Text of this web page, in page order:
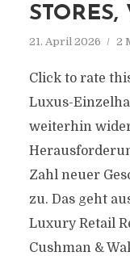
21. April 2026 2
Click to rate
Luxus-
weiterhin
Zahl neuer
zu. Das geht
Luxury Retail
Cushman &